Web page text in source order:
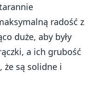
radość z
duże, aby były
a ich grubość
że są solidne i